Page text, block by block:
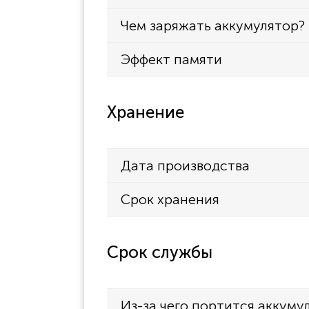
Чем заряжать аккумулятор?
Эффект памяти
Хранение
Дата производства
Срок хранения
Срок службы
Из-за чего портится